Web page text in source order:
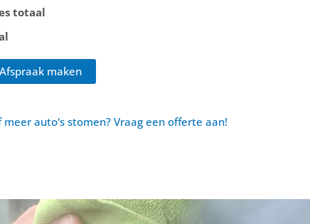
totaal
Afspraak maken
meer auto's stomen? Vraag een offerte aan!